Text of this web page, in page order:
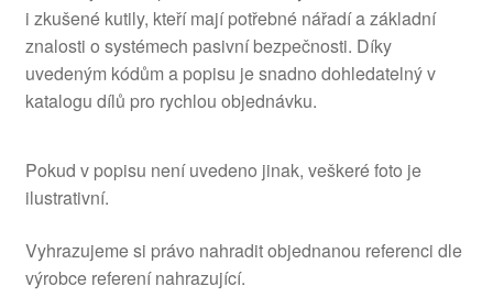
i zkušené kutily, kteří mají potřebné nářadí a základní
znalosti o systémech pasivní bezpečnosti. Díky
uvedeným kódům a popisu je snadno dohledatelný v
katalogu dílů pro rychlou objednávku.
Pokud v popisu není uvedeno jinak, veškeré foto je
ilustrativní.
Vyhrazujeme si právo nahradit objednanou referenci dle
výrobce referení nahrazující.